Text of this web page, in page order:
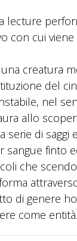
lecture
con cui
creatura
del
nel
allo
di saggi
sangue finto
che
di genere
come entità.